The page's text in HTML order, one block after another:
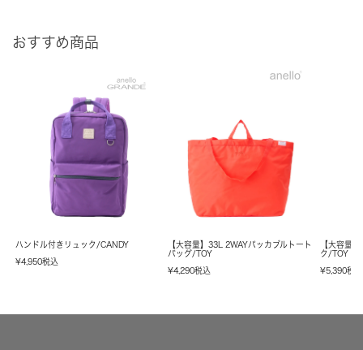
おすすめ商品
ハンドル付きリュック/CANDY
¥4,950税込
【大容量】33L 2WAYパッカブルトート
バッグ/TOY
¥4,290税込
【大容量
ク/TOY
¥5,390税込